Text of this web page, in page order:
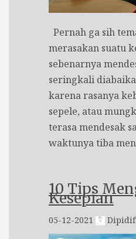
Pernah ga sih
merasakan suatu
sebenarnya
seringkali
karena rasanya
sepele, atau
terasa mendesak
waktunya tiba
10 Tips
Kesepian
05-12-2021